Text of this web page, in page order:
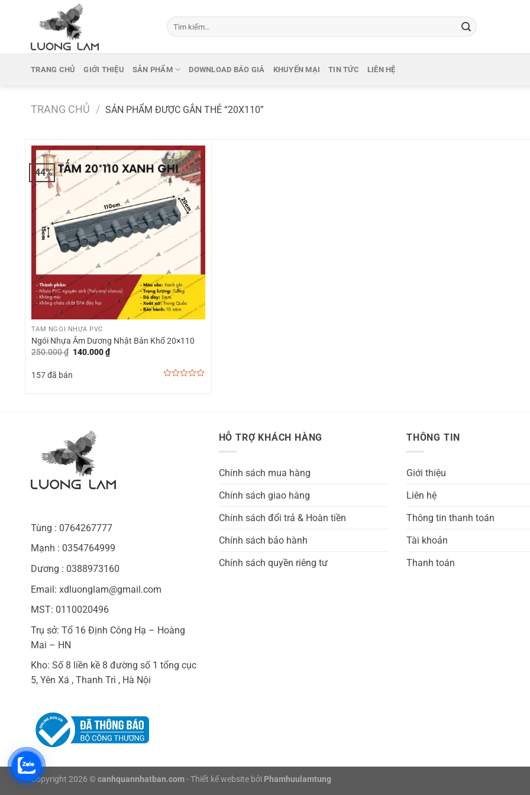
Tìm
kiếm:
TRANG CHỦ GIỚI THIỆU SẢN PHẨM DOWNLOAD BÁO GIÁ KHUYẾN MẠI TIN TỨC LIÊN HỆ
TRANG CHỦ / SẢN PHẨM ĐƯỢC GẮN THẺ “20X110”
-44%
TẤM NGÓI NHỰA PVC
Ngói Nhựa Âm Dương Nhật Bản Khổ 20×110
250.000₫ Giá
140.000₫Giá
hiện
157 đã bán
Tùng : 0764267777
Mạnh : 0354764999
Dương : 0388973160
Email: xdluonglam@gmail.com
MST: 0110020496
Trụ sở: Tổ 16 Định Công Hạ – Hoàng
Mai – HN
Kho: Số 8 liền kề 8 đường số 1 tổng cục
5, Yên Xá , Thanh Trì , Hà Nội
HỖ TRỢ KHÁCH HÀNG
Chính sách mua hàng
Chính sách giao hàng
Chính sách đổi trả & Hoàn tiền
Chính sách bảo hành
Chính sách quyền riêng tư
THÔNG TIN
Giới thiệu
Liên hệ
Thông tin thanh toán
Tài khoản
Thanh toán
Copyright 2026 © canhquannhatban.com- Thiết kế website bởi Phamhuulamtung